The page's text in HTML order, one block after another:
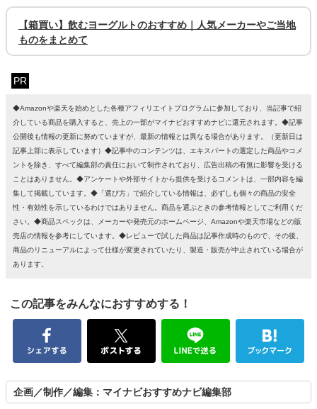
【箱買い】飲むヨーグルトのおすすめ｜人気メーカーやご当地
ものをまとめて
PR
◆Amazonや楽天を始めとした各種アフィリエイトプログラムに参加しており、当記事で紹
介している商品を購入すると、売上の一部がマイナビおすすめナビに還元されます。◆記事
公開後も情報の更新に努めていますが、最新の情報とは異なる場合があります。（更新日は
記事上部に表示しています）◆記事中のコンテンツは、エキスパートの選定した商品やコメ
ントを除き、すべて編集部の責任において制作されており、広告出稿の有無に影響を受ける
ことはありません。◆アンケートや外部サイトから提供を受けるコメントは、一部内容を編
集して掲載しています。◆「選び方」で紹介している情報は、必ずしも個々の商品の安全
性・有効性を示しているわけではありません。商品を選ぶときの参考情報としてご利用くだ
さい。◆商品スペックは、メーカーや発売元のホームページ、Amazonや楽天市場などの販
売店の情報を参考にしています。◆レビューで試した商品は記事作成時のもので、その後、
商品のリニューアルによって仕様が変更されていたり、製造・販売が中止されている場合が
あります。
この記事をみんなにおすすめする！
企画／制作／編集：マイナビおすすめナビ編集部